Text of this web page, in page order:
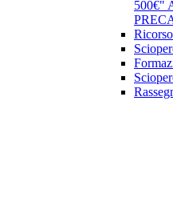
500€"